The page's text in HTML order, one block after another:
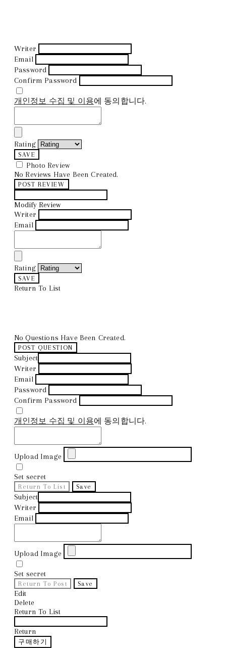
Writer
Email
Password
Confirm Password
개인정보 수집 및 이용에 동의합니다.
Rating
SAVE
Photo Review
No Reviews Have Been Created.
POST REVIEW
Modify Review
Writer
Email
Rating
SAVE
Return To List
No Questions Have Been Created.
POST QUESTION
Subject
Writer
Email
Password
Confirm Password
개인정보 수집 및 이용에 동의합니다.
Upload Image
Set secret
Return To List Save
Subject
Writer
Email
Upload Image
Set secret
Return To Post Save
Edit
Delete
Return To List
Return
구매하기